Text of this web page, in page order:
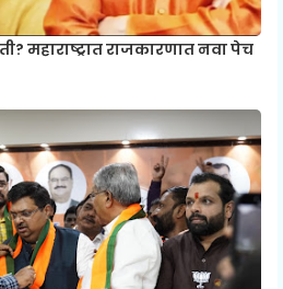
महाराष्ट्रात राजकारणात नवा पेच